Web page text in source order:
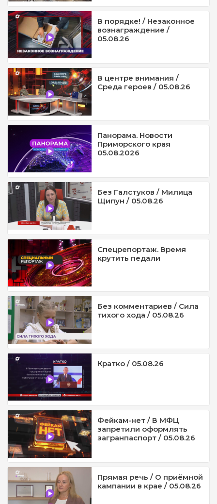
В порядке! / Незаконное
вознаграждение /
05.08.26
В центре внимания /
Среда героев / 05.08.26
Панорама. Новости
Приморского края
05.08.2026
Без Галстуков / Милица
Щипун / 05.08.26
Спецрепортаж. Время
крутить педали
Без комментариев / Сила
тихого хода / 05.08.26
Кратко / 05.08.26
Фейкам-нет / В МФЦ
запретили оформлять
загранпаспорт / 05.08.26
Прямая речь / О приёмной
кампании в крае / 05.08.26